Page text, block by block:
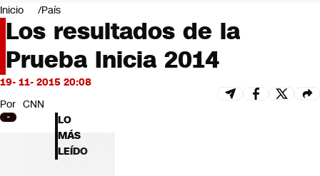
Negocios
Deportes
Programas completos
Cultura
Servicios
Bits
CNN Data
CNN tiempo
Futuro 360
Inicio País
Los resultados de la
Prueba Inicia 2014
19- 11- 2015 20:08
Por CNN
LO
MÁS
LEÍDO